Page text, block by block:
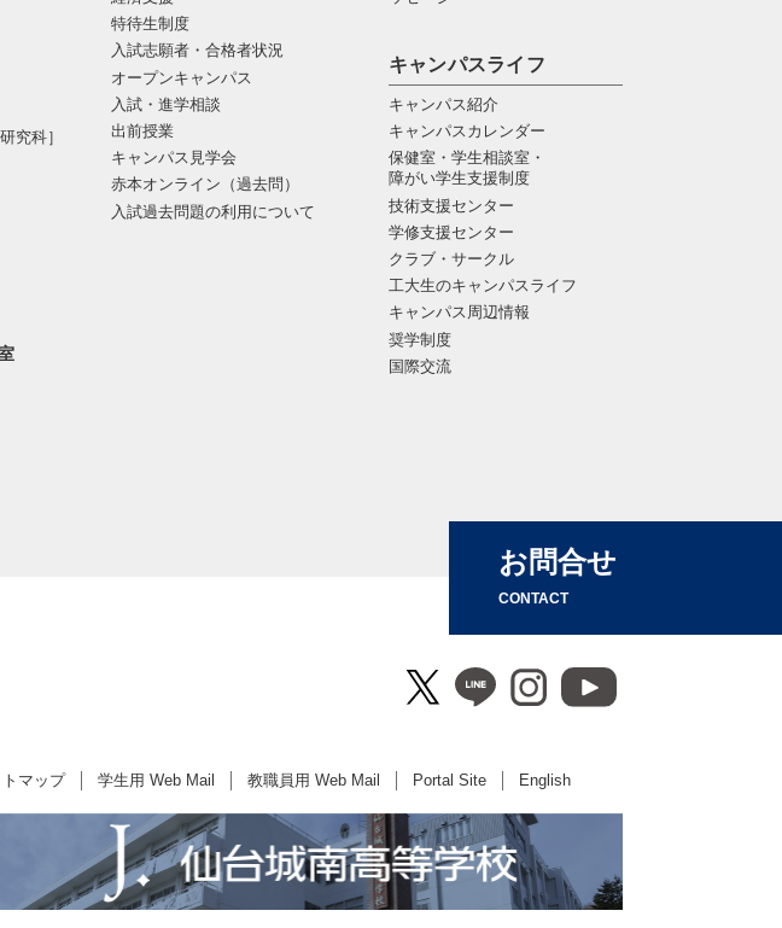
究科］
特待生制度
入試志願者・合格者状況
オープンキャンパス
入試・進学相談
出前授業
キャンパス見学会
赤本オンライン（過去問）
入試過去問題の利用について
キャンパスライフ
キャンパス紹介
キャンパスカレンダー
保健室・学生相談室・
障がい学生支援制度
技術支援センター
学修支援センター
クラブ・サークル
工大生のキャンパスライフ
キャンパス周辺情報
奨学制度
国際交流
お問合せ
CONTACT
マップ 学生用 Web Mail 教職員用 Web Mail Portal Site English